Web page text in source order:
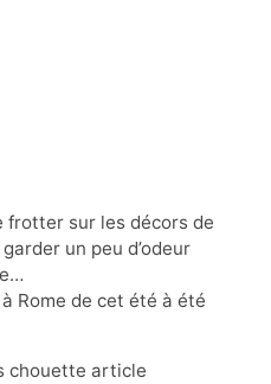
frotter sur les décors de
un peu d’odeur
Rome de cet été à été
chouette article